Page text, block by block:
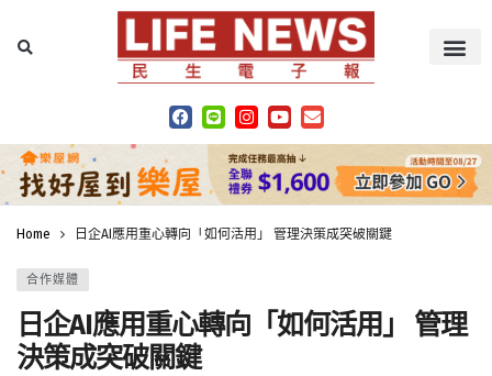
Home 日企AI應用重心轉向「如何活用」 管理決策成突破關鍵
合作媒體
日企AI應用重心轉向「如何活用」 管理
決策成突破關鍵